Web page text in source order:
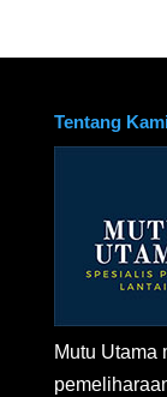
Tentang
Mutu Utama